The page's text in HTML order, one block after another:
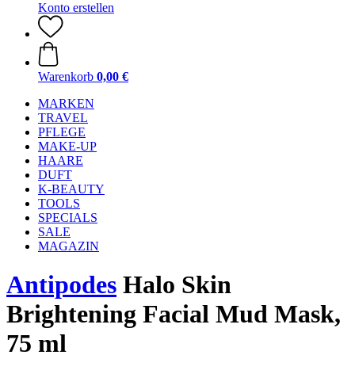
Konto erstellen
Warenkorb 0,00 €
MARKEN
TRAVEL
PFLEGE
MAKE-UP
HAARE
DUFT
K-BEAUTY
TOOLS
SPECIALS
SALE
MAGAZIN
Antipodes Halo Skin
Brightening Facial Mud Mask,
75 ml